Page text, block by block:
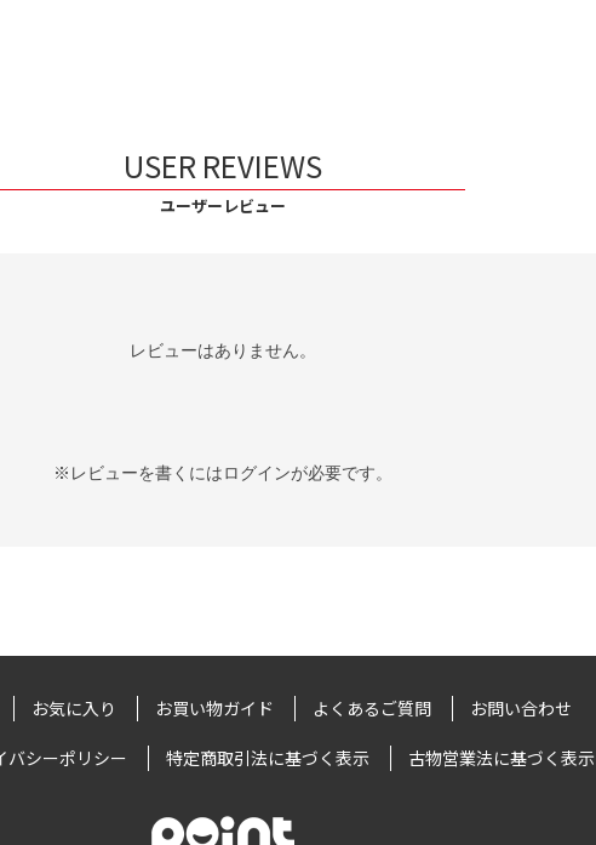
USER REVIEWS
ユーザーレビュー
レビューはありません。
※レビューを書くにはログインが必要です。
お気に入り お買い物ガイド よくあるご質問 お問い合わせ
バシーポリシー 特定商取引法に基づく表示 古物営業法に基づく表示